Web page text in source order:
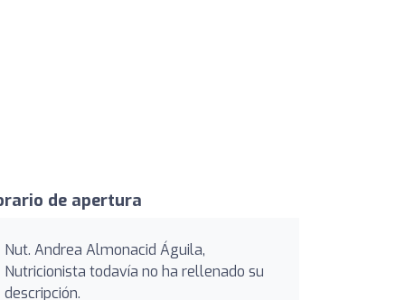
de apertura
Nut. Andrea Almonacid Águila,
Nutricionista todavía no ha rellenado su
descripción.